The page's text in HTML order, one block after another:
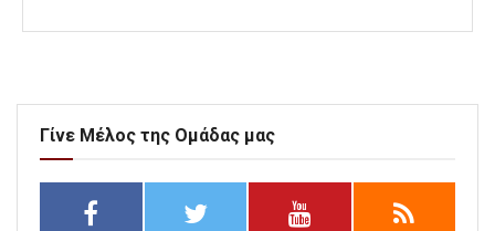
Γίνε Μέλος της Ομάδας μας